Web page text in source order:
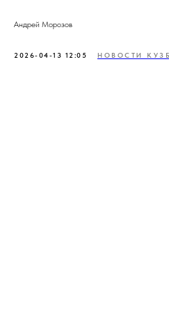
Андрей Морозов
2026-04-13 12:05 НОВОСТИ